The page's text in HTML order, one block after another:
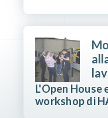
L'Open House
workshop di